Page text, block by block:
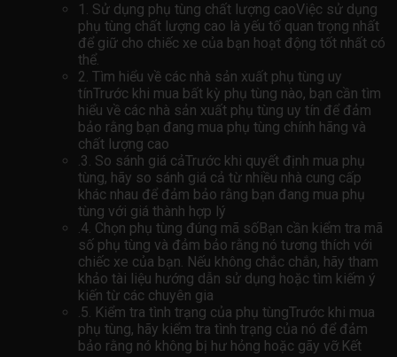
1. Sử dụng phụ tùng chất lượng caoViệc sử dụng
phụ tùng chất lượng cao là yếu tố quan trọng nhất
để giữ cho chiếc xe của bạn hoạt động tốt nhất có
thể.
2. Tìm hiểu về các nhà sản xuất phụ tùng uy
tínTrước khi mua bất kỳ phụ tùng nào, bạn cần tìm
hiểu về các nhà sản xuất phụ tùng uy tín để đảm
bảo rằng bạn đang mua phụ tùng chính hãng và
chất lượng cao
.3. So sánh giá cảTrước khi quyết định mua phụ
tùng, hãy so sánh giá cả từ nhiều nhà cung cấp
khác nhau để đảm bảo rằng bạn đang mua phụ
tùng với giá thành hợp lý
.4. Chọn phụ tùng đúng mã sốBạn cần kiểm tra mã
số phụ tùng và đảm bảo rằng nó tương thích với
chiếc xe của bạn. Nếu không chắc chắn, hãy tham
khảo tài liệu hướng dẫn sử dụng hoặc tìm kiếm ý
kiến ​​từ các chuyên gia
.5. Kiểm tra tình trạng của phụ tùngTrước khi mua
phụ tùng, hãy kiểm tra tình trạng của nó để đảm
bảo rằng nó không bị hư hỏng hoặc gãy vỡ.Kết